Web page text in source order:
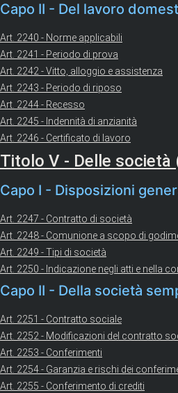
Capo II - Del lavoro
Art. 2240 - Norme applicabili
Art. 2241 - Periodo di prova
Art. 2242 - Vitto, alloggio e assistenza
Art. 2243 - Periodo di riposo
Art. 2244 - Recesso
Art. 2245 - Indennità di anzianità
Art. 2246 - Certificato di lavoro
Titolo V - Delle
Capo I - Disposizioni
Art. 2247 - Contratto di società
Art. 2248 - Comunione a scopo di
Art. 2249 - Tipi di società
Art. 2250 - Indicazione negli atti e nella
Capo II - Della società
Art. 2251 - Contratto sociale
Art. 2252 - Modificazioni del contratto
Art. 2253 - Conferimenti
Art. 2254 - Garanzia e rischi dei
Art. 2255 - Conferimento di crediti